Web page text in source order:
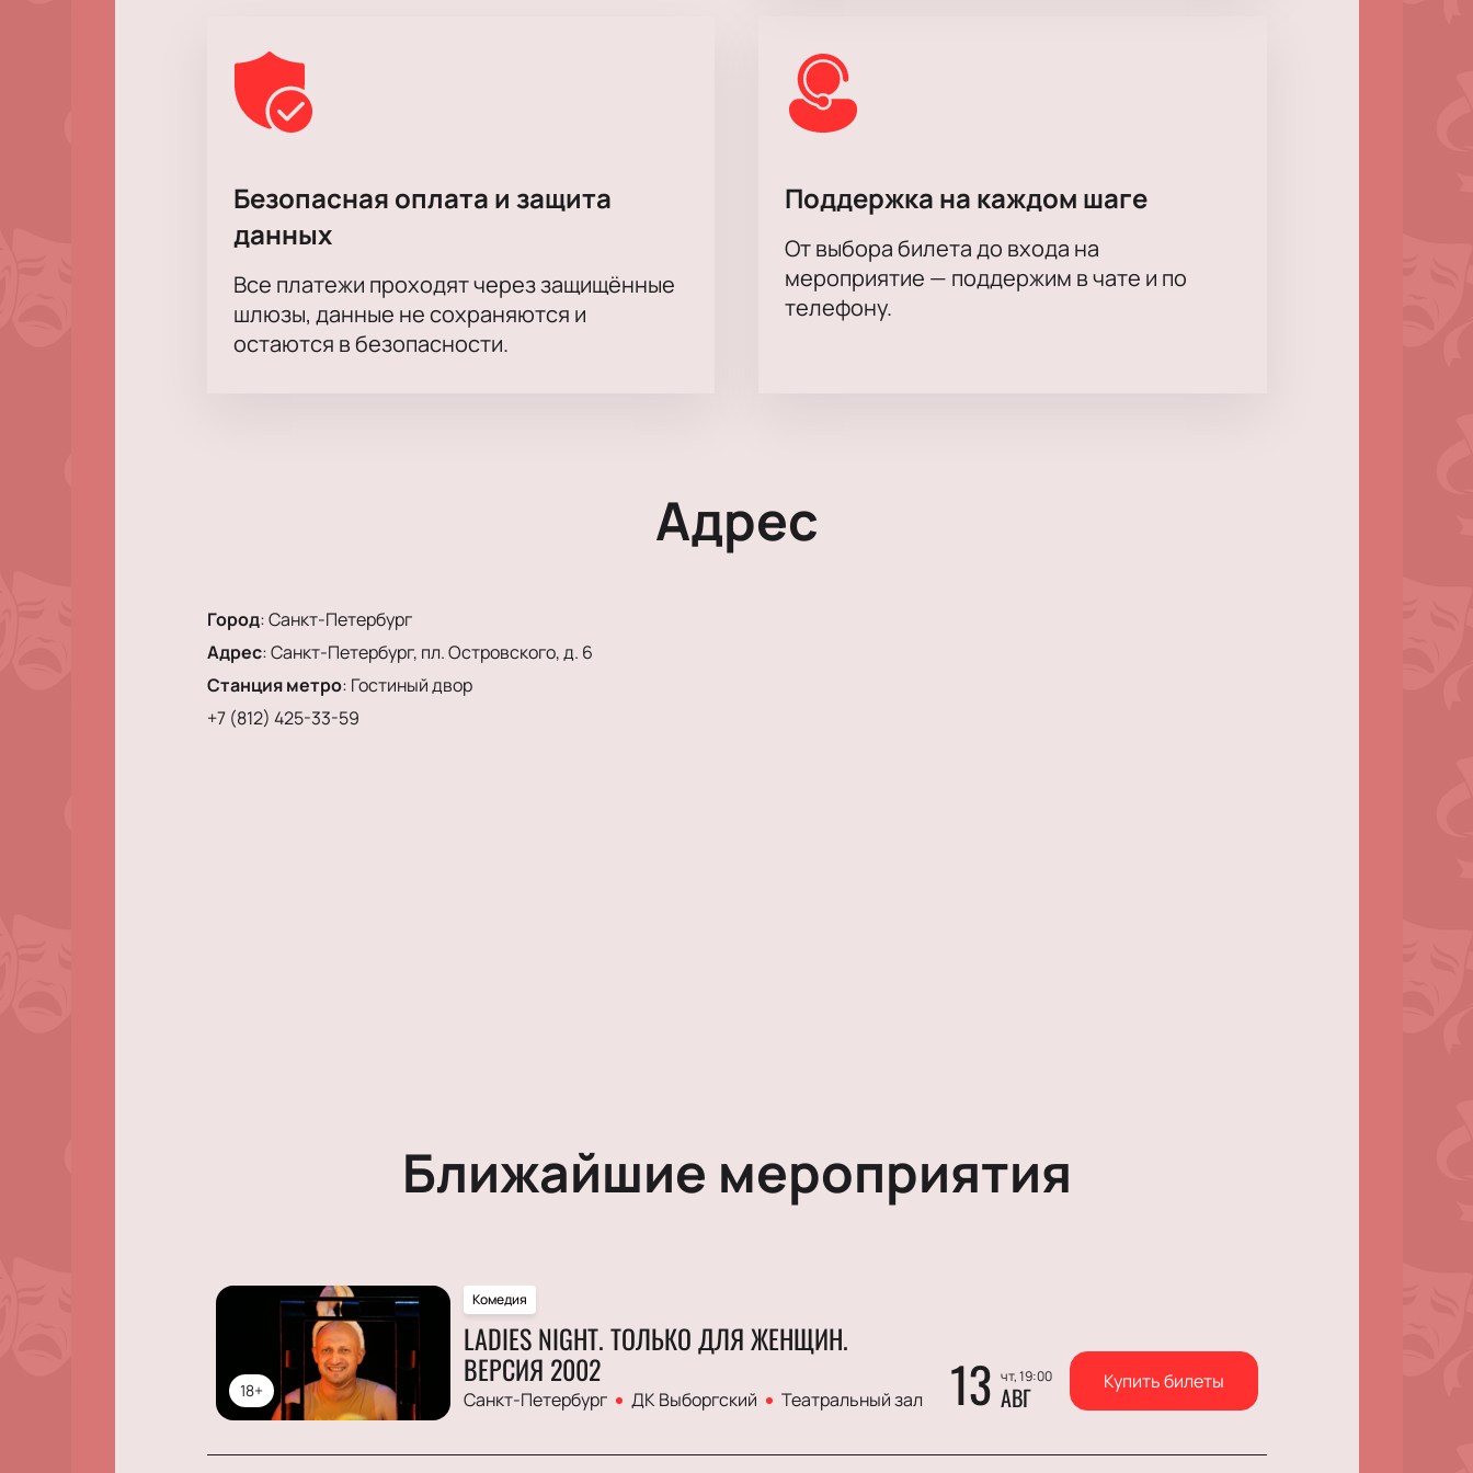
расскажем о специальных условиях для групповых посещений и оформим электронные билеты для сотрудников или партнеров.
Безопасная оплата и защита
данных
Все платежи проходят через защищённые
шлюзы, данные не сохраняются и
остаются в безопасности.
Поддержка на каждом шаге
От выбора билета до входа на
мероприятие — поддержим в чате и по
телефону.
Адрес
Город:Санкт-Петербург
Адрес:Санкт-Петербург, пл. Островского, д. 6
Станция метро: Гостиный двор
+7 (812) 425-33-59
Ближайшие мероприятия
18+
Комедия
LADIES NIGHT. ТОЛЬКО ДЛЯ ЖЕНЩИН.
ВЕРСИЯ 2002
Санкт-Петербург ДК Выборгский Театральный зал 13 чт, 19:00
АВГ Купить билеты